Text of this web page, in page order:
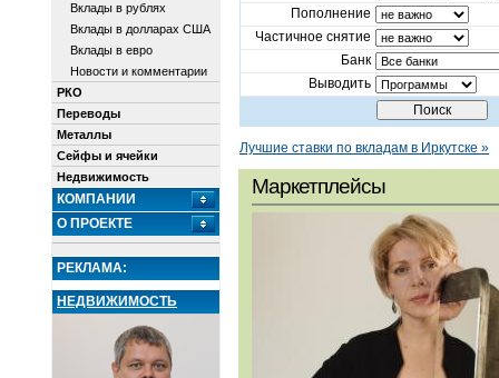
Вклады в рублях
Вклады в долларах США
Вклады в евро
Новости и комментарии
РКО
Переводы
Металлы
Сейфы и ячейки
Недвижимость
КОМПАНИИ
О ПРОЕКТЕ
РЕКЛАМА:
НЕДВИЖИМОСТЬ
Пополнение
Частичное снятие
Банк
Выводить
Лучшие ставки по вкладам в Иркутске »
Маркетплейсы